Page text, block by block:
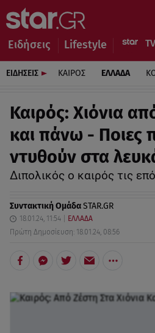
Ειδήσεις Lifestyle
ΕΙΔΗΣΕΙΣ ΚΑΙΡΟΣ ΕΛΛΑΔΑ
Καιρός: Χιόνια
και πάνω - Ποιες
ντυθούν στα
Διπολικός ο καιρός τις
Συντακτική ΟμάδαSTAR.GR
18.01.24, 11:54
ΕΛΛΑΔΑ
Πρώτη Δημοσίευση: 18.01.24, 08:56